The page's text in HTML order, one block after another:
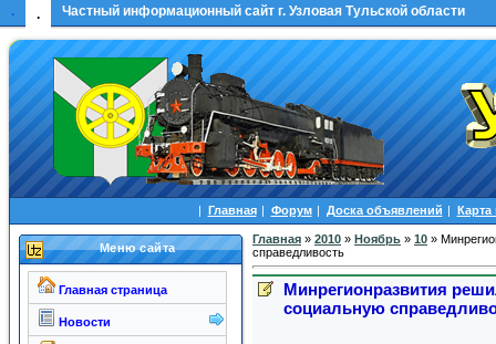
. . Частный информационный сайт г. Узловая Тульской области
| Главная | Форум | Доска объявлений | Карта
Меню сайта
Главная страница
Новости
Главная » 2010 » Ноябрь » 10 »
справедливость
Минрегионразвития
социальную